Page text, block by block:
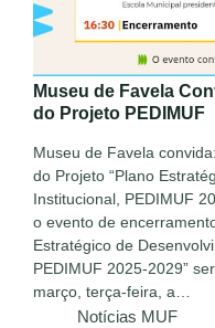
Museu de Favela
do Projeto PEDIMUF
Museu de Favela
do Projeto “Plano
Institucional, PEDIMUF
o evento de
Estratégico de
PEDIMUF 2025-2029”
março, terça-feira, a…
Notícias MUF